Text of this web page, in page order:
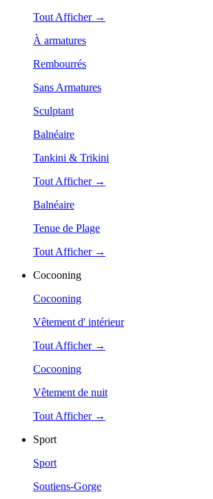
Tout Afficher →
À armatures
Rembourrés
Sans Armatures
Sculptant
Balnéaire
Tankini & Trikini
Tout Afficher →
Balnéaire
Tenue de Plage
Tout Afficher →
Cocooning
Cocooning
Vêtement d' intérieur
Tout Afficher →
Cocooning
Vêtement de nuit
Tout Afficher →
Sport
Sport
Soutiens-Gorge